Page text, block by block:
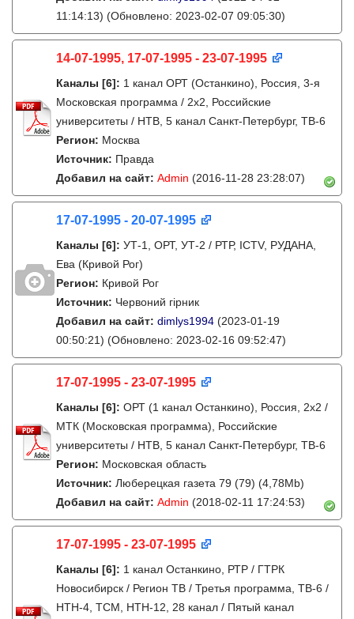
11:14:13) (Обновлено: 2023-02-07 09:05:30)
14-07-1995, 17-07-1995 - 23-07-1995
Каналы [6]: 1 канал ОРТ (Останкино), Россия, 3-я
Московская программа / 2x2, Российские
университеты / НТВ, 5 канал Санкт-Петербург, ТВ-6
Регион: Москва
Источник: Правда
Добавил на сайт: Admin (2016-11-28 23:28:07)
17-07-1995 - 20-07-1995
Каналы [6]: УТ-1, ОРТ, УТ-2 / РТР, ICTV, РУДАНА,
Ева (Кривой Рог)
Регион: Кривой Рог
Источник: Червоний гірник
Добавил на сайт: dimlys1994 (2023-01-19
00:50:21) (Обновлено: 2023-02-16 09:52:47)
17-07-1995 - 23-07-1995
Каналы [6]: ОРТ (1 канал Останкино), Россия, 2x2 /
МТК (Московская программа), Российские
университеты / НТВ, 5 канал Санкт-Петербург, ТВ-6
Регион: Московская область
Источник: Люберецкая газета 79 (79) (4,78Mb)
Добавил на сайт: Admin (2018-02-11 17:24:53)
17-07-1995 - 23-07-1995
Каналы [6]: 1 канал Останкино, РТР / ГТРК
Новосибирск / Регион ТВ / Третья программа, ТВ-6 /
НТН-4, ТСМ, НТН-12, 28 канал / Пятый канал